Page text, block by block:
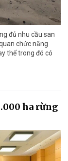
đủ nhu cầu san
chức năng
thế trong đó có
ha rừng